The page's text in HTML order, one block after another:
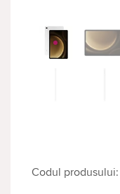
Codul produsului: